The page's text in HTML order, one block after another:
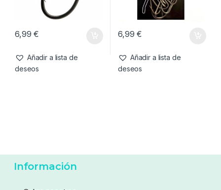
6,99€
Añadir a lista de
deseos
6,99€
Añadir a lista de
deseos
Información